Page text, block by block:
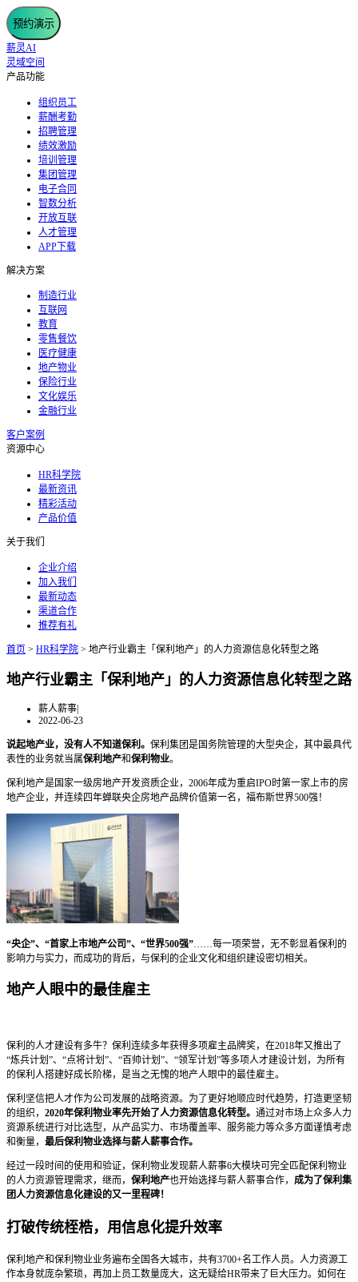
预约演示
薪灵AI
灵域空间
产品功能
组织员工
薪酬考勤
招聘管理
绩效激励
培训管理
集团管理
电子合同
智数分析
开放互联
人才管理
APP下载
解决方案
制造行业
互联网
教育
零售餐饮
医疗健康
地产物业
保险行业
文化娱乐
金融行业
客户案例
资源中心
HR科学院
最新资讯
精彩活动
产品价值
关于我们
企业介绍
加入我们
最新动态
渠道合作
推荐有礼
首页 > HR科学院 > 地产行业霸主「保利地产」的人力资源信息化转型之路
地产行业霸主「保利地产」的人力资源信息化转型之路
薪人薪事|
2022-06-23
说起地产业，没有人不知道保利。 保利集团是国务院管理的大型央企，其中最具代
表性的业务就当属保利地产和保利物业。
保利地产是国家一级房地产开发资质企业，2006年成为重启IPO时第一家上市的房
地产企业，并连续四年蝉联央企房地产品牌价值第一名，福布斯世界500强！
“央企”、“首家上市地产公司”、“世界500强”……每一项荣誉，无不彰显着保利的
影响力与实力，而成功的背后，与保利的企业文化和组织建设密切相关。
地产人眼中的最佳雇主
保利的人才建设有多牛？保利连续多年获得多项雇主品牌奖，在2018年又推出了
“炼兵计划”、“点将计划”、“百帅计划”、“领军计划”等多项人才建设计划，为所有
的保利人搭建好成长阶梯，是当之无愧的地产人眼中的最佳雇主。
保利坚信把人才作为公司发展的战略资源。为了更好地顺应时代趋势，打造更坚韧
的组织， 2020年保利物业率先开始了人力资源信息化转型。 通过对市场上众多人力
资源系统进行对比选型，从产品实力、市场覆盖率、服务能力等众多方面谨慎考虑
和衡量， 最后保利物业选择与薪人薪事合作。
经过一段时间的使用和验证，保利物业发现薪人薪事6大模块可完全匹配保利物业
的人力资源管理需求，继而， 保利地产也开始选择与薪人薪事合作， 成为了保利集
团人力资源信息化建设的又一里程碑！
打破传统桎梏，用信息化提升效率
保利地产和保利物业业务遍布全国各大城市，共有3700+名工作人员。人力资源工
作本身就庞杂繁琐，再加上员工数量庞大，这无疑给HR带来了巨大压力。如何在